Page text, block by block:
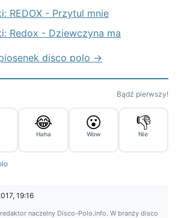
REDOX - Przytul mnie
Redox - Dziewczyna ma
disco polo →
Bądź pierwszy!
😂
Haha
😮
Wow
👎
Nie
19:16
naczelny Disco-Polo.info. W branży disco